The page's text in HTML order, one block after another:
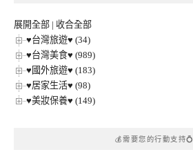
展開全部 | 收合全部
♥台灣旅遊♥ (34)
♥台灣美食♥ (989)
♥國外旅遊♥ (183)
♥居家生活♥ (98)
♥美妝保養♥ (149)
💰需要您的行動支持💍